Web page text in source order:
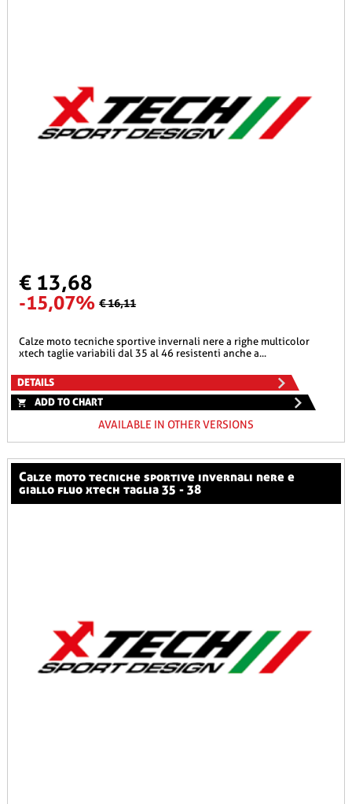
€ 13,68
-15,07% € 16,11
calze moto tecniche sportive invernali nere a righe multicolor
xtech taglie variabili dal 35 al 46 resistenti anche a...
DETAILS
ADD TO CHART
AVAILABLE IN OTHER VERSIONS
calze moto tecniche sportive invernali nere e
giallo fluo xtech taglia 35 - 38